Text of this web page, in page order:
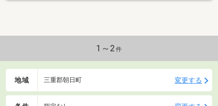
1～2 件
地域 三重郡朝日町 変更する